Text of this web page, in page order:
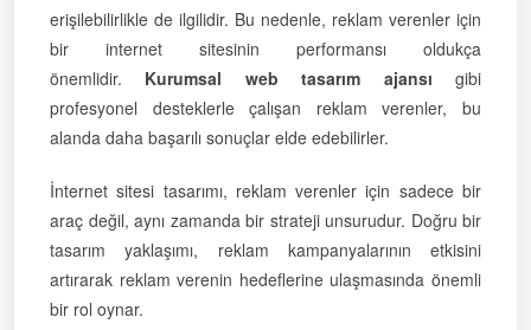
erişilebilirlikle de ilgilidir. Bu nedenle, reklam verenler için
bir internet sitesinin performansı oldukça
önemlidir. Kurumsal web tasarım ajansı gibi
profesyonel desteklerle çalışan reklam verenler, bu
alanda daha başarılı sonuçlar elde edebilirler.
İnternet sitesi tasarımı, reklam verenler için sadece bir
araç değil, aynı zamanda bir strateji unsurudur. Doğru bir
tasarım yaklaşımı, reklam kampanyalarının etkisini
artırarak reklam verenin hedeflerine ulaşmasında önemli
bir rol oynar.